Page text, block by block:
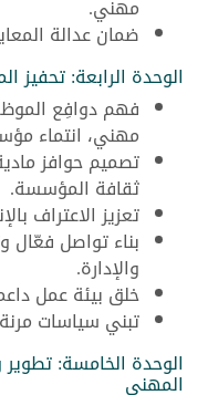
مهني.
ضمان عدالة
الوحدة الرابعة: تحفيز
فهم دوافِع
مهني، انتماء
تصميم حوافز
ثقافة المؤسسة.
تعزيز الاعتراف
بناء تواصل فعّال
والإدارة.
خلق بيئة عمل
تبني سياسات
الوحدة الخامسة:
المهني